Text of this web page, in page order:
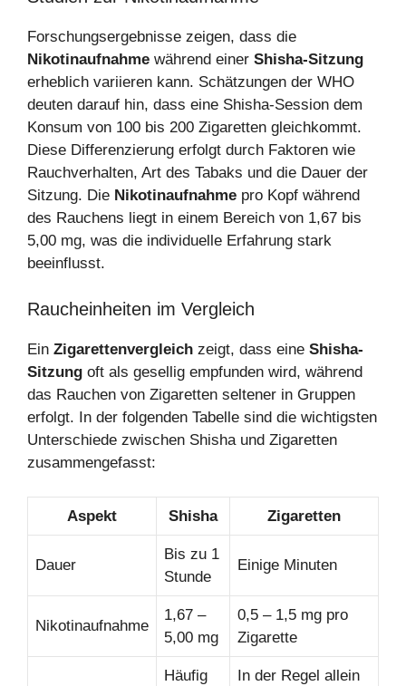
Forschungsergebnisse zeigen, dass die
Nikotinaufnahme während einer Shisha-Sitzung
erheblich variieren kann. Schätzungen der WHO
deuten darauf hin, dass eine Shisha-Session dem
Konsum von 100 bis 200 Zigaretten gleichkommt.
Diese Differenzierung erfolgt durch Faktoren wie
Rauchverhalten, Art des Tabaks und die Dauer der
Sitzung. Die Nikotinaufnahme pro Kopf während
des Rauchens liegt in einem Bereich von 1,67 bis
5,00 mg, was die individuelle Erfahrung stark
beeinflusst.
Raucheinheiten im Vergleich
Ein Zigarettenvergleich zeigt, dass eine Shisha-
Sitzung oft als gesellig empfunden wird, während
das Rauchen von Zigaretten seltener in Gruppen
erfolgt. In der folgenden Tabelle sind die wichtigsten
Unterschiede zwischen Shisha und Zigaretten
zusammengefasst:
Aspekt Shisha Zigaretten
Dauer
Bis zu 1
Stunde
Einige Minuten
Nikotinaufnahme
1,67 –
5,00 mg
0,5 – 1,5 mg pro
Zigarette
Häufig
In der Regel allein